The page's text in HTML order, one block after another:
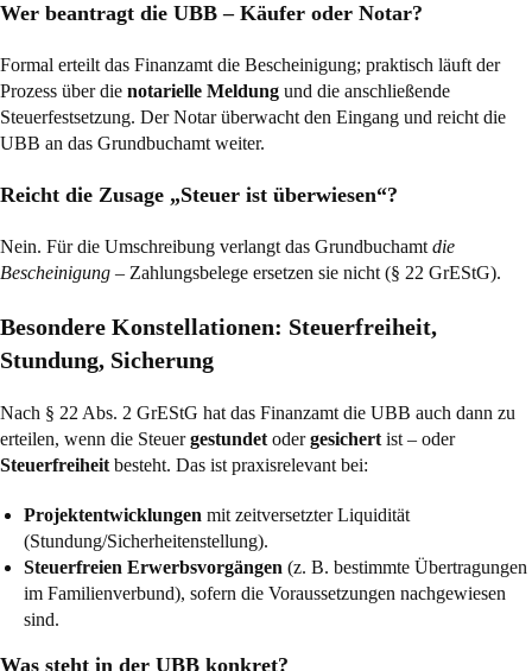
Wer beantragt die UBB – Käufer oder Notar?
Formal erteilt das Finanzamt die Bescheinigung; praktisch läuft der
Prozess über die notarielle Meldung und die anschließende
Steuerfestsetzung. Der Notar überwacht den Eingang und reicht die
UBB an das Grundbuchamt weiter.
Reicht die Zusage „Steuer ist überwiesen“?
Nein. Für die Umschreibung verlangt das Grundbuchamt die
Bescheinigung – Zahlungsbelege ersetzen sie nicht (§ 22 GrEStG).
Besondere Konstellationen: Steuerfreiheit,
Stundung, Sicherung
Nach § 22 Abs. 2 GrEStG hat das Finanzamt die UBB auch dann zu
erteilen, wenn die Steuergestundet odergesichert ist – oder
Steuerfreiheit besteht. Das ist praxisrelevant bei:
Projektentwicklungen mit zeitversetzter Liquidität
(Stundung/Sicherheitenstellung).
Steuerfreien Erwerbsvorgängen (z. B. bestimmte Übertragungen
im Familienverbund), sofern die Voraussetzungen nachgewiesen
sind.
Was steht in der UBB konkret?